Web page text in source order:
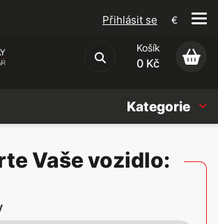
Obchodní podmínky
Přihlásit se €
Košík
0 Kč
Kategorie
Vaše vozidlo: